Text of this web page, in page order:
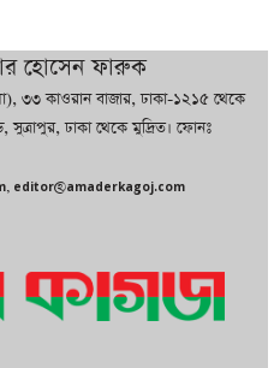
‘আগুন’, ‘এত দাম তো
হোসেন ফারুক
৩৩ কাওরান বাজার, ঢাকা-১২১৫ থেকে
ঢাকা থেকে মুদ্রিত। ফোনঃ
editor@amaderkagoj.com